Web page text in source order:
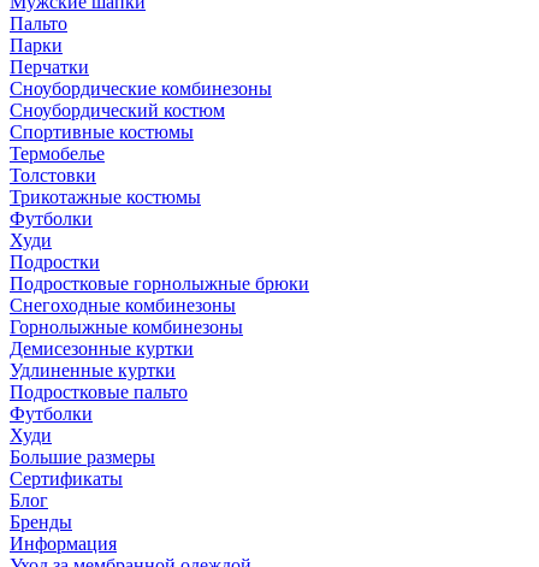
Пальто
Парки
Перчатки
Сноубордические комбинезоны
Сноубордический костюм
Спортивные костюмы
Термобелье
Толстовки
Трикотажные костюмы
Футболки
Худи
Подростки
Подростковые горнолыжные брюки
Снегоходные комбинезоны
Горнолыжные комбинезоны
Демисезонные куртки
Удлиненные куртки
Подростковые пальто
Футболки
Худи
Большие размеры
Сертификаты
Блог
Бренды
Информация